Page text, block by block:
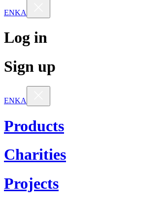
ENKA
Log in
Sign up
ENKA
Products
Charities
Projects